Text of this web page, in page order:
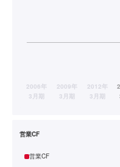
営業CF
営業CF